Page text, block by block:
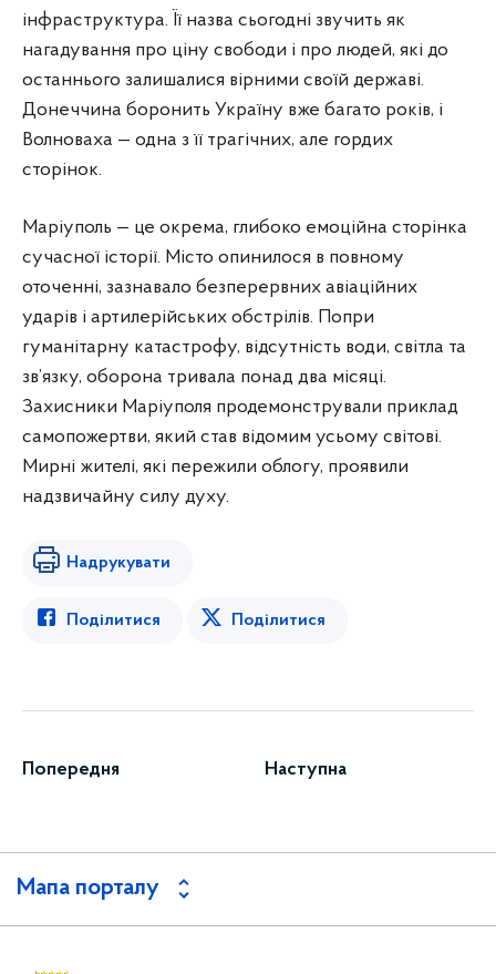
інфраструктура. Її назва сьогодні звучить як
нагадування про ціну свободи і про людей, які до
останнього залишалися вірними своїй державі.
Донеччина боронить Україну вже багато років, і
Волноваха — одна з її трагічних, але гордих
сторінок.
Маріуполь — це окрема, глибоко емоційна сторінка
сучасної історії. Місто опинилося в повному
оточенні, зазнавало безперервних авіаційних
ударів і артилерійських обстрілів. Попри
гуманітарну катастрофу, відсутність води, світла та
зв’язку, оборона тривала понад два місяці.
Захисники Маріуполя продемонстрували приклад
самопожертви, який став відомим усьому світові.
Мирні жителі, які пережили облогу, проявили
надзвичайну силу духу.
Надрукувати
Поділитися Поділитися
Попередня Наступна
Мапа порталу